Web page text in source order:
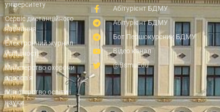
Абітурієнт БДМУ
Абітурієнт БДМУ
Бот Першокурсник БДМУ
Відео канал
@BsmuEdu
університету
Сервіс дистанційного
навчання
Електронний журнал
успішності
Міністерство охорони
здоров'я
Міністерство освіти і
науки